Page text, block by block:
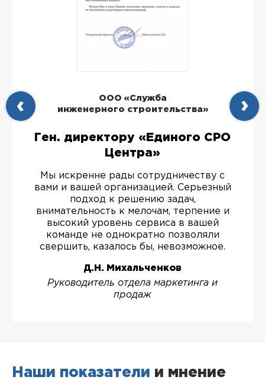
ООО «Служба
инженерного строительства»
Ген. директору «Единого СРО
Центра»
Мы искренне рады сотрудничеству с
вами и вашей организацией. Серьезный
подход к решению задач,
внимательность к мелочам, терпение и
высокий уровень сервиса в вашей
команде не однократно позволяли
свершить, казалось бы, невозможное.
Д.Н. Михальченков
Руководитель отдела маркетинга и
продаж
Наши показатели и мнение